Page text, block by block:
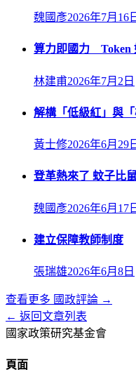
魏國彥2026年7月16
算力即國力 Token
林建甫2026年7月2日
解構「低級紅」與
黃士修2026年6月29
登革熱來了 蚊子比
魏國彥2026年6月17
建立保障教師制度
張瑞雄2026年6月8日
查看更多 國政評論 →
← 返回文章列表
國家政策研究基金會
頁面